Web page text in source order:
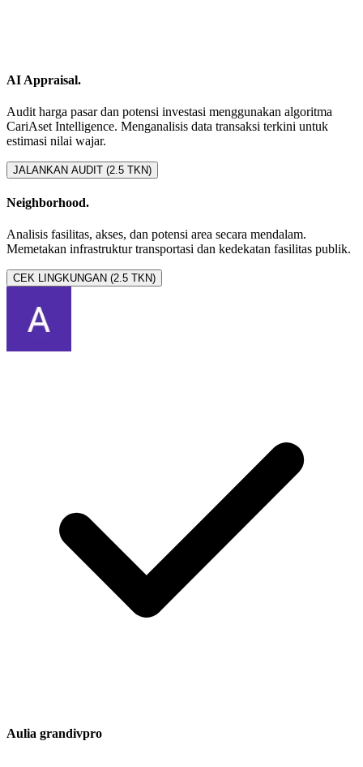
AI Appraisal.
Audit harga pasar dan potensi investasi menggunakan algoritma
CariAset Intelligence. Menganalisis data transaksi terkini untuk
estimasi nilai wajar.
JALANKAN AUDIT (2.5 TKN)
Neighborhood.
Analisis fasilitas, akses, dan potensi area secara mendalam.
Memetakan infrastruktur transportasi dan kedekatan fasilitas publik.
CEK LINGKUNGAN (2.5 TKN)
Aulia grandivpro